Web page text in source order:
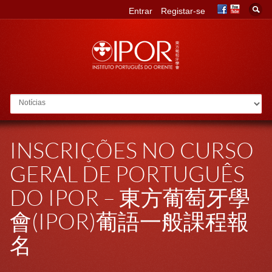
Go to:
Entrar Registar-se
INSCRIÇÕES NO CURSO
GERAL DE PORTUGUÊS
DO IPOR – 東方葡萄牙學
會(IPOR)葡語一般課程報
名